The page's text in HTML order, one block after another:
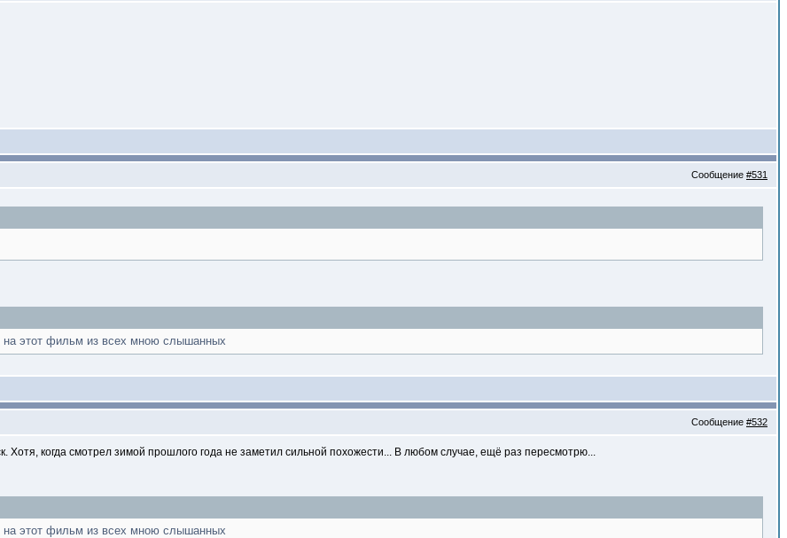
Сообщение #531
на этот фильм из всех мною слышанных
Сообщение #532
Хотя, когда смотрел зимой прошлого года не заметил сильной похожести... В любом случае, ещё раз пересмотрю...
на этот фильм из всех мною слышанных